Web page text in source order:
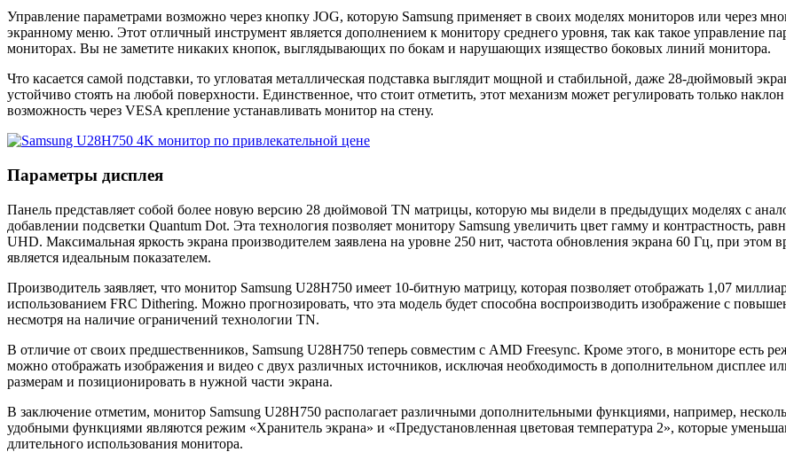
Управление параметрами возможно через кнопку JOG, которую Samsung применяет в своих моделях мониторов или через
экранному меню. Этот отличный инструмент является дополнением к монитору среднего уровня, так как такое управление
мониторах. Вы не заметите никаких кнопок, выглядывающих по бокам и нарушающих изящество боковых линий монитора.
Что касается самой подставки, то угловатая металлическая подставка выглядит мощной и стабильной, даже 28-дюймовый
устойчиво стоять на любой поверхности. Единственное, что стоит отметить, этот механизм может регулировать только
возможность через VESA крепление устанавливать монитор на стену.
Параметры дисплея
Панель представляет собой более новую версию 28 дюймовой TN матрицы, которую мы видели в предыдущих моделях с
добавлении подсветки Quantum Dot. Эта технология позволяет монитору Samsung увеличить цвет гамму и контрастность,
UHD. Максимальная яркость экрана производителем заявлена на уровне 250 нит, частота обновления экрана 60 Гц, при этом
является идеальным показателем.
Производитель заявляет, что монитор Samsung U28H750 имеет 10-битную матрицу, которая позволяет отображать 1,07
использованием FRC Dithering. Можно прогнозировать, что эта модель будет способна воспроизводить изображение с
несмотря на наличие ограничений технологии TN.
В отличие от своих предшественников, Samsung U28H750 теперь совместим с AMD Freesync. Кроме этого, в мониторе есть
можно отображать изображения и видео с двух различных источников, исключая необходимость в дополнительном
размерам и позиционировать в нужной части экрана.
В заключение отметим, монитор Samsung U28H750 располагает различными дополнительными функциями, например,
удобными функциями являются режим «Хранитель экрана» и «Предустановленная цветовая температура 2», которые
длительного использования монитора.